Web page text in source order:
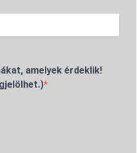
amelyek érdeklik!